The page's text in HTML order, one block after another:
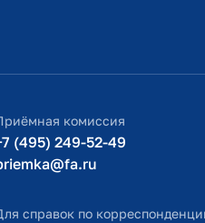
комиссия
(495) 249-52-49
справок по